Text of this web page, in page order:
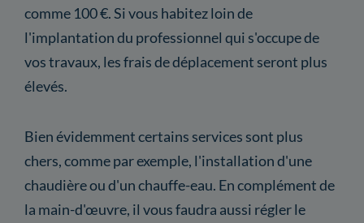
comme 100 €. Si vous habitez loin de
l'implantation du professionnel qui s'occupe de
vos travaux, les frais de déplacement seront plus
élevés.
Bien évidemment certains services sont plus
chers, comme par exemple, l'installation d'une
chaudière ou d'un chauffe-eau. En complément de
la main-d'œuvre, il vous faudra aussi régler le